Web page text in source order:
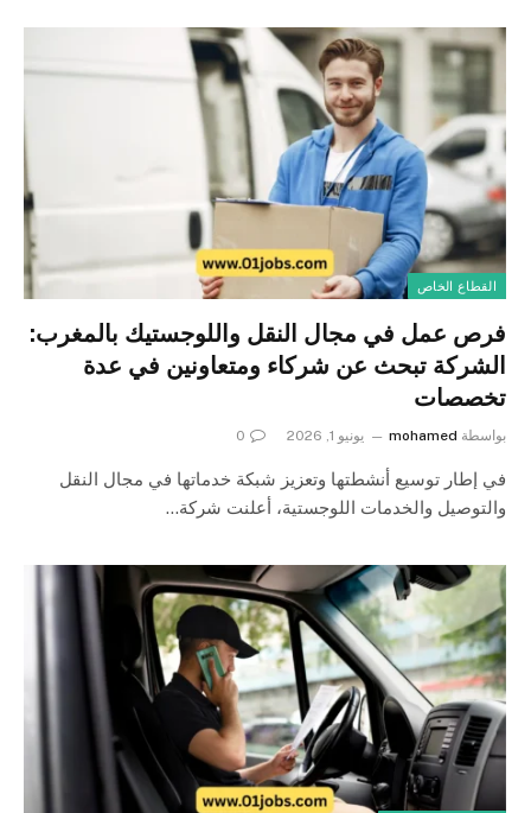
القطاع الخاص
فرص عمل في مجال النقل واللوجستيك بالمغرب:
الشركة تبحث عن شركاء ومتعاونين في عدة
تخصصات
بواسطة mohamed يونيو 1, 2026 0
في إطار توسيع أنشطتها وتعزيز شبكة خدماتها في مجال النقل
والتوصيل والخدمات اللوجستية، أعلنت شركة…